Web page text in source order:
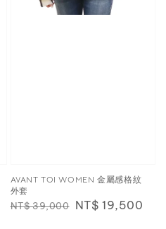
AVANT TOI WOMEN 金屬感格紋
外套
Regular
NT$ 39,000 Sale
NT$ 19,500